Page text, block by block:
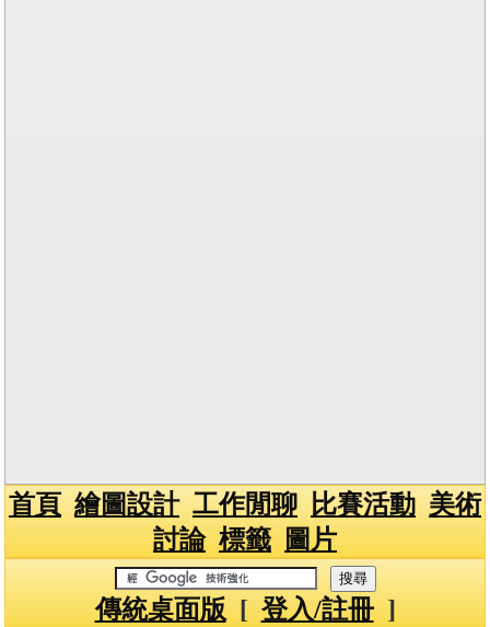
首頁 繪圖設計 工作閒聊 比賽活動 美術
討論 標籤 圖片
傳統桌面版 [ 登入/註冊]